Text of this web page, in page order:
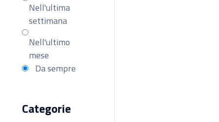
Nell'ultima
settimana
Nell'ultimo
mese
Da sempre
Categorie